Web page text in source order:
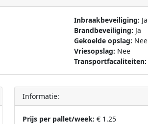
Inbraakbeveiliging: Ja
Brandbeveiliging: Ja
Gekoelde opslag: Nee
Vriesopslag: Nee
Transportfacaliteiten:
Informatie:
Prijs per pallet/week:€ 1.25